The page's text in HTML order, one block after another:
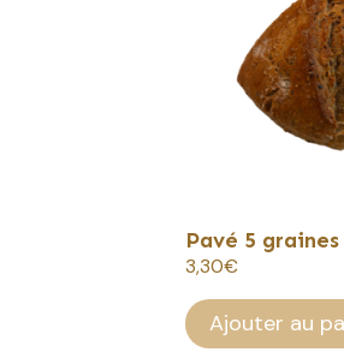
Pavé 5 graines
3,30€
Ajouter au